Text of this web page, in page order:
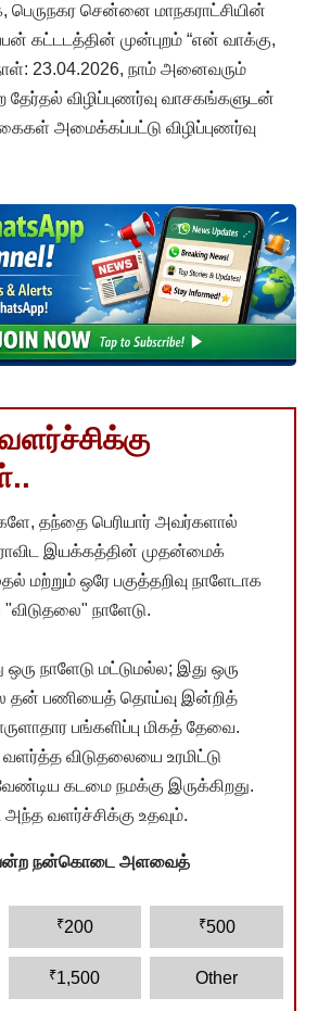
பெருநகர சென்னை மாநகராட்சியின்
கட்டடத்தின் முன்புறம் “என் வாக்கு,
23.04.2026, நாம் அனைவரும்
விழிப்புணர்வு வாசகங்களுடன்
அமைக்கப்பட்டு விழிப்புணர்வு
தந்தை பெரியார் அவர்களால்
இயக்கத்தின் முதன்மைக்
மற்றும் ஒரே பகுத்தறிவு நாளேடாக
"விடுதலை" நாளேடு.
நாளேடு மட்டுமல்ல; இது ஒரு
தன் பணியைத் தொய்வு இன்றித்
பங்களிப்பு மிகத் தேவை.
விடுதலையை உரமிட்டு
கடமை நமக்கு இருக்கிறது.
வளர்ச்சிக்கு உதவும்.
நன்கொடை அளவைத்
₹200 ₹500
₹1,500 Other